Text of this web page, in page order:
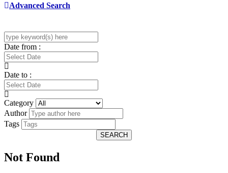
Advanced Search
Date from :
Date to :
Category
Author
Tags
SEARCH
Not Found